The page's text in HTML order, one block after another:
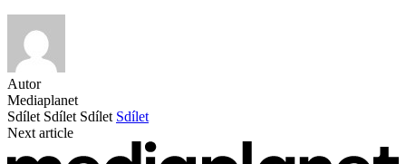
Autor
Mediaplanet
Sdílet Sdílet Sdílet Sdílet
Next article